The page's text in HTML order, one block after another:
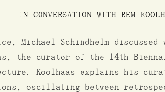
IN CONVERSATION WITH REM
Michael Schindhelm discussed
the curator of the 14th
Koolhaas explains his
oscillating between